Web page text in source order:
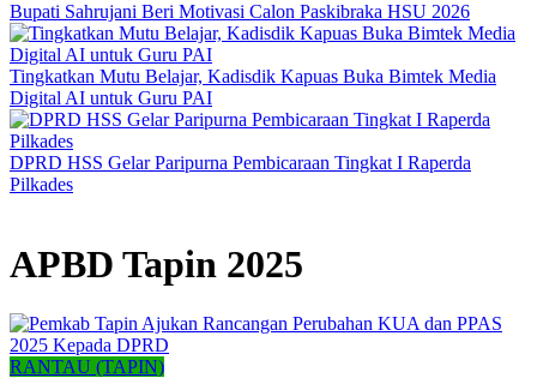
Bupati Sahrujani Beri Motivasi Calon Paskibraka HSU 2026
Tingkatkan Mutu Belajar, Kadisdik Kapuas Buka Bimtek Media
Digital AI untuk Guru PAI
DPRD HSS Gelar Paripurna Pembicaraan Tingkat I Raperda
Pilkades
APBD Tapin 2025
RANTAU (TAPIN)